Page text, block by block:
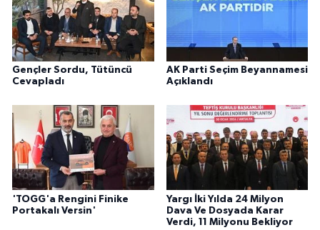
Gençler Sordu, Tütüncü
Cevapladı
AK Parti Seçim Beyannamesi
Açıklandı
'TOGG'a Rengini Finike
Portakalı Versin'
Yargı İki Yılda 24 Milyon
Dava Ve Dosyada Karar
Verdi, 11 Milyonu Bekliyor